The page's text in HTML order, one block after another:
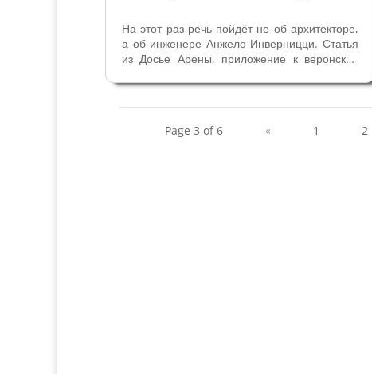
На этот раз речь пойдёт не об архитекторе,
а об инженере Анжело Инверницци. Статья
из Досье Арены, приложение к веронской
родился в Марчеллизе (провинция Вероны)
7 февраля 1884 года в семье пекаря
Page 3 of 6 « 1 2